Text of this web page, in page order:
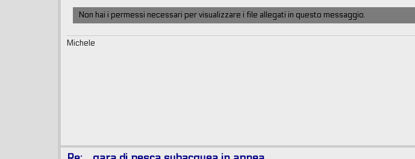
Non hai i permessi necessari per visualizzare i file allegati in questo messaggio.
Michele